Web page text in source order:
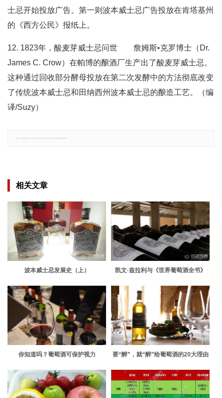
士忌开始投放广告。第一则波本威士忌广告投放在肯塔基州
的《西方公民》报纸上。
12. 1823年，酸麦芽威士忌问世 詹姆斯•克罗博士（Dr.
James C. Crow）在帕博的酿酒厂生产出了酸麦芽威士忌。
这种通过回收部分酵母投放在第二次发酵中的方法彻底改变
了传统波本威士忌和田纳西州波本威士忌的酿造工艺。（编
译/Suzy）
相关文章
波本威士忌发展史（上） 凯文·兹拉利与《世界葡萄酒全书》
你知道吗？葡萄酒可保护视力 要“醉”，就“醉”给葡萄酒的20大理由